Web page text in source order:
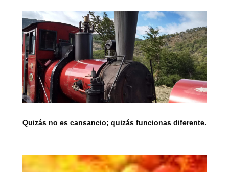
Quizás no es cansancio; quizás funcionas diferente.